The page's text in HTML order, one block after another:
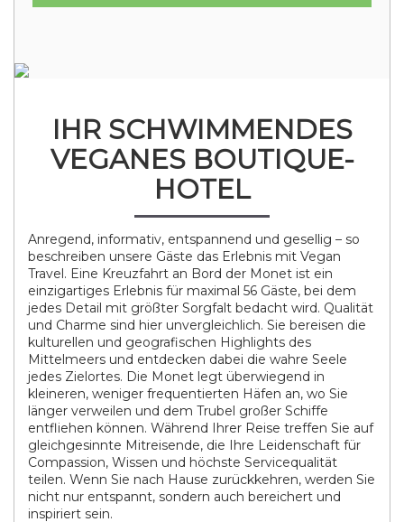
IHR SCHWIMMENDES
VEGANES BOUTIQUE-
HOTEL
Anregend, informativ, entspannend und gesellig – so
beschreiben unsere Gäste das Erlebnis mit Vegan
Travel. Eine Kreuzfahrt an Bord der Monet ist ein
einzigartiges Erlebnis für maximal 56 Gäste, bei dem
jedes Detail mit größter Sorgfalt bedacht wird. Qualität
und Charme sind hier unvergleichlich. Sie bereisen die
kulturellen und geografischen Highlights des
Mittelmeers und entdecken dabei die wahre Seele
jedes Zielortes. Die Monet legt überwiegend in
kleineren, weniger frequentierten Häfen an, wo Sie
länger verweilen und dem Trubel großer Schiffe
entfliehen können. Während Ihrer Reise treffen Sie auf
gleichgesinnte Mitreisende, die Ihre Leidenschaft für
Compassion, Wissen und höchste Servicequalität
teilen. Wenn Sie nach Hause zurückkehren, werden Sie
nicht nur entspannt, sondern auch bereichert und
inspiriert sein.